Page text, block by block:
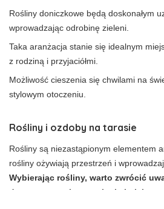
Rośliny doniczkowe będą doskonałym
wprowadzając odrobinę zieleni.
Taka aranżacja stanie się idealnym
z rodziną i przyjaciółmi.
Możliwość cieszenia się chwilami na
stylowym otoczeniu.
Rośliny i ozdoby na tarasie
Rośliny są niezastąpionym elementem
rośliny ożywiają przestrzeń i
Wybierając rośliny, warto zwrócić
dotyczące nasłonecznienia i